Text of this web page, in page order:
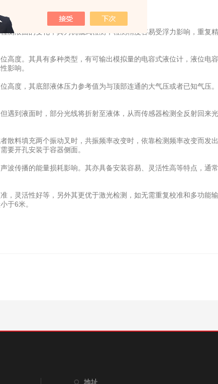
影响着产品的质量。
见的液位测量方式。
液面的变化，其为机械式检测，检测精度容易受浮力影响，重复
度。其具有多种类型，有可输出模拟量的电容式液位计，液位电
影响。
度，其底部液体压力参考值为与顶部连通的大气压或者已知气压
到液面时，部分光线将折射至液体，从而传感器检测全反射回来
料填充两个振动叉时，共振频率改变时，依靠检测频率改变而发
要开孔安装于容器侧面。
传播的能量损耗影响。其亦具备安装容易、灵活性高等特点，通
灵活性好等，另外其更优于激光检测，如无需重复校准和多功能
于6米。
地址